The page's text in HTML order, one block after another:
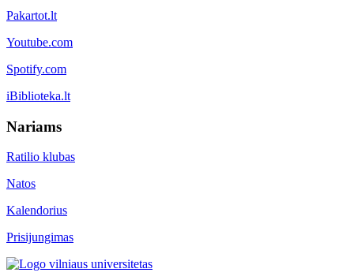
Pakartot.lt
Youtube.com
Spotify.com
iBiblioteka.lt
Nariams
Ratilio klubas
Natos
Kalendorius
Prisijungimas